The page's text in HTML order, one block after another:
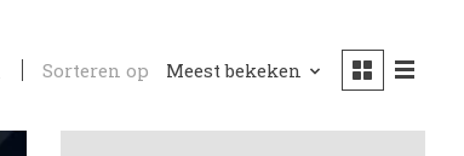
Sorteren op Meest bekeken